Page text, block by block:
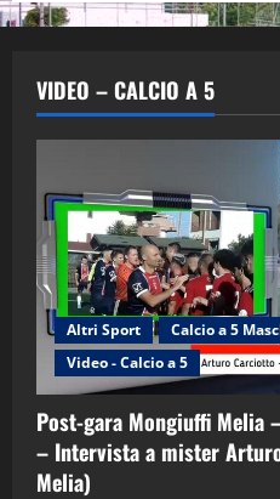
VIDEO – CALCIO A 5
Altri Sport Calcio a 5
Video - Calcio a 5
Post-gara Mongiuffi Melia
– Intervista a mister
Melia)